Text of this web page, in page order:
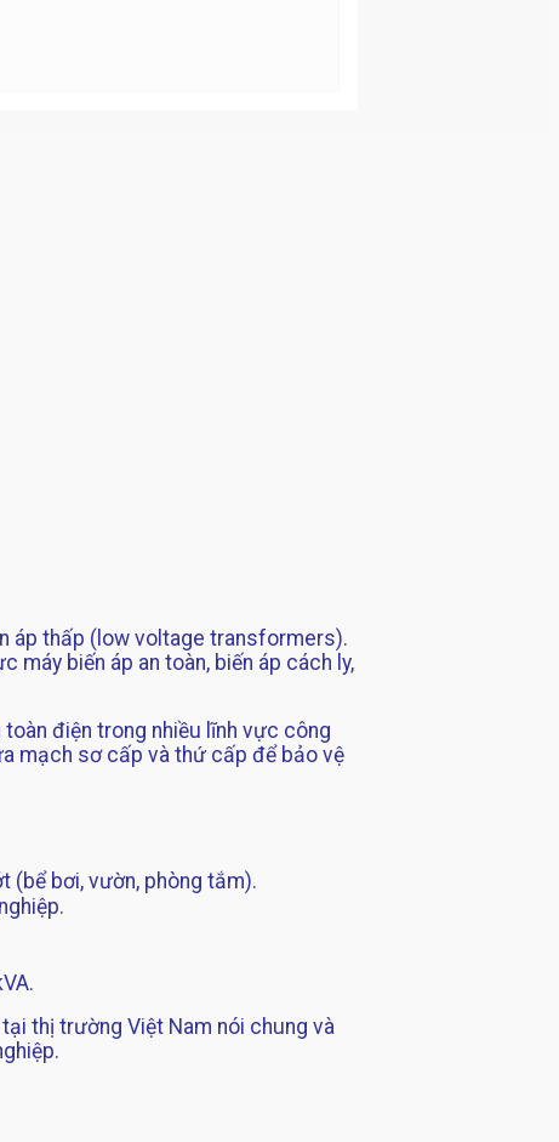
áp thấp (low voltage transformers).
biến áp an toàn, biến áp cách ly,
điện trong nhiều lĩnh vực công
mạch sơ cấp và thứ cấp để bảo vệ
(bể bơi, vườn, phòng tắm).
tại thị trường Việt Nam nói chung và